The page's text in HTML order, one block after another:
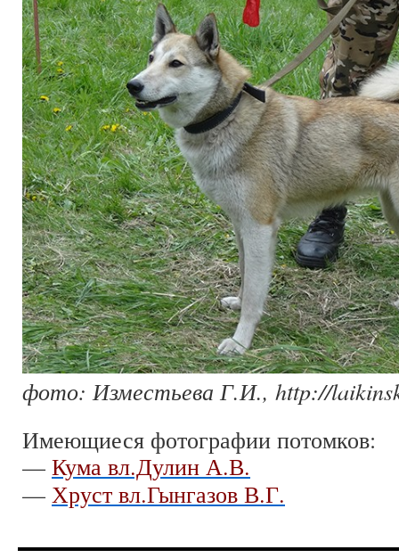
фото: Изместьева Г.И., http://
Имеющиеся фотографии потомков:
— Кума вл.Дулин А.В.
— Хруст вл.Гынгазов В.Г.